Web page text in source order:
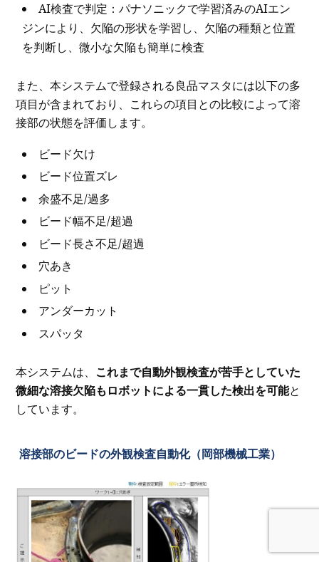
AI検査で判定：パナソニックで学習済みのAIエン
ジンにより、欠陥の形状を学習し、欠陥の種類と位置
を判断し、微小な欠陥も簡単に検査
また、本システムで登録される良品マスタには以下の多
項目が含まれており、これらの項目との比較によって溶
接部の状態を評価します。
ビード欠け
ビード位置ズレ
余盛不足/過多
ビード幅不足/超過
ビード長さ不足/超過
穴あき
ピット
アンダーカット
スパッタ
本システムは、 これまで自動外観検査が苦手としていた
微細な溶接欠陥もロボットによる一貫した検出を可能と
しています。
溶接部のビードの外観検査自動化（岡部機械工業）